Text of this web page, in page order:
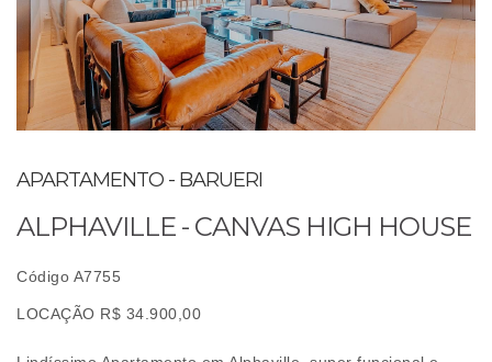
APARTAMENTO - BARUERI
ALPHAVILLE - CANVAS HIGH HOUSE
Código A7755
LOCAÇÃO R$ 34.900,00